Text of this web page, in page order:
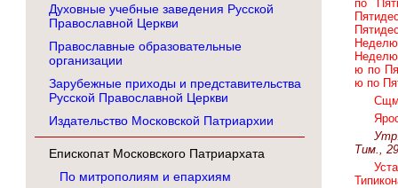
Духовные учебные заведения Русской
Православной Церкви
Православные образовательные
организации
Зарубежные приходы и представительства
Русской Православной Церкви
Издательство Московской Патриархии
Епископат Московского Патриархата
По митрополиям и епархиям
по
ю по
ю по
Тим.,